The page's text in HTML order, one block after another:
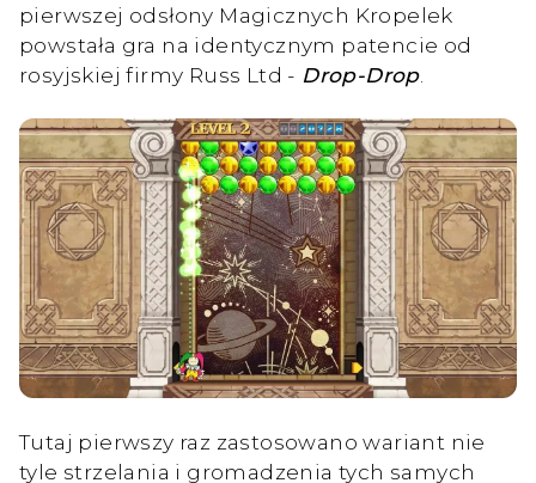
pierwszej odsłony Magicznych Kropelek
powstała gra na identycznym patencie od
rosyjskiej firmy Russ Ltd - Drop-Drop.
Tutaj pierwszy raz zastosowano wariant nie
tyle strzelania i gromadzenia tych samych